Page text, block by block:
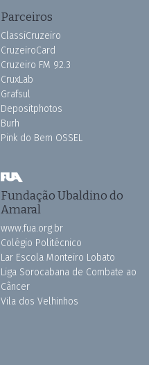
Parceiros
ClassiCruzeiro
CruzeiroCard
Cruzeiro FM 92.3
CruxLab
Grafsul
Depositphotos
Burh
Pink do Bem OSSEL
Fundação Ubaldino do
Amaral
www.fua.org.br
Colégio Politécnico
Lar Escola Monteiro Lobato
Liga Sorocabana de Combate ao
Câncer
Vila dos Velhinhos